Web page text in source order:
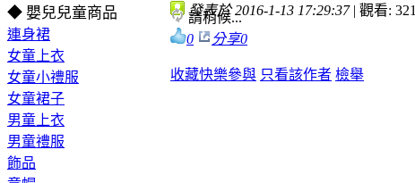
◆ 嬰兒兒童商品
連身裙
女童上衣
女童小禮服
女童裙子
男童上衣
男童禮服
飾品
發表於 2016-1-13 17:29:37 | 觀看: 321
請稍候...
0
分享0
收藏快樂參與 只看該作者 檢舉